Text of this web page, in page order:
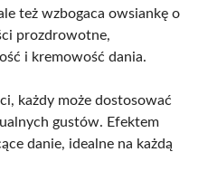
też wzbogaca owsiankę o
prozdrowotne,
i kremowość dania.
każdy może dostosować
gustów. Efektem
danie, idealne na każdą